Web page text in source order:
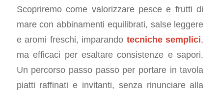
Scopriremo come valorizzare pesce e frutti di
mare con abbinamenti equilibrati, salse leggere
e aromi freschi, imparando tecniche semplici,
ma efficaci per esaltare consistenze e sapori.
Un percorso passo passo per portare in tavola
piatti raffinati e invitanti, senza rinunciare alla